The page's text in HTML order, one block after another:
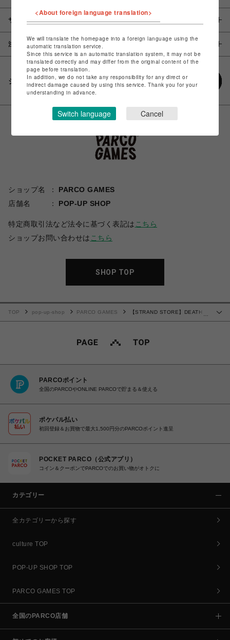
サイズ
注意事項
シェアする
ショップ名
PARCO GAMES
店舗名
POP-UP SHOP
特定商取引法など法令に基づく表記は こちら
ショップお問い合わせは こちら
SHOP TOP
…
TOP pop-up-shop PARCO GAMES
【STRAND STORE】DEATH
PARCOポイント
全国のPARCOやONLINE PARCOで貯まる＆使える
ポケパル払い
初回登録＆お買物で最大1,500円分のPARCOポイント進呈
POCKET PARCO（公式アプリ）
コイン＆クーポンでPARCOでのお買い物がオトクに
カテゴリー
全カテゴリーから探す
culture TOP
POP-UP SHOP TOP
PARCO GAMES TOP
全国のPARCO店舗
<About foreign language translation>
We will translate the homepage into a foreign language using the
automatic translation service.
Since this service is an automatic translation system, it may not be
translated correctly and may differ from the original content of the
page before translation.
In addition, we do not take any responsibility for any direct or
indirect damage caused by using this service. Thank you for your
understanding in advance.
Switch language Cancel